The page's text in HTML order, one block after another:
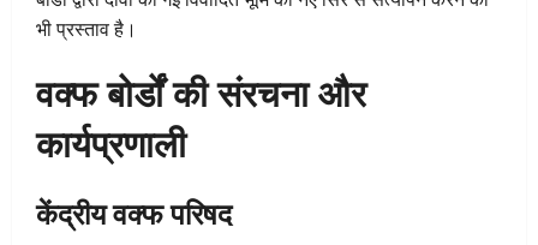
भी प्रस्ताव है।
वक्फ बोर्डों की संरचना और
कार्यप्रणाली
केंद्रीय वक्फ परिषद